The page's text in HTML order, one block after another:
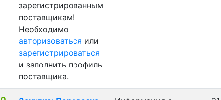
зарегистрированным
поставщикам!
Необходимо
авторизоваться или
зарегистрироваться
и заполнить профиль
поставщика.